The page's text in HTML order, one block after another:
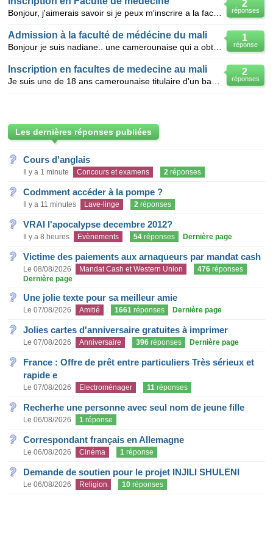
2
réponses
1
réponse
Admission à la faculté de médécine du mali
2
réponses
Inscription en facultes de medecine au mali
Les dernières réponses publiées
Cours d'anglais
Il y a 1 minute Concours et examens 2 réponses
Codmment accéder à la pompe ?
Il y a 11 minutes Lave-linge 2 réponses
VRAI l'apocalypse decembre 2012?
Il y a 8 heures Evènements 54 réponses Dernière page
Victime des paiements aux arnaqueurs par mandat cash
Le 08/08/2026 Mandat Cash et Western Union 476 réponses
Dernière page
Une jolie texte pour sa meilleur amie
Le 07/08/2026 Amitié 1661 réponses Dernière page
Jolies cartes d'anniversaire gratuites à imprimer
Le 07/08/2026 Anniversaire 396 réponses Dernière page
France : Offre de prêt entre particuliers Très sérieux et
rapide e
Le 07/08/2026 Electroménager 11 réponses
Recherhe une personne avec seul nom de jeune fille
Le 06/08/2026 1 réponse
Correspondant français en Allemagne
Le 06/08/2026 Cinéma 1 réponse
Demande de soutien pour le projet INJILI SHULENI
Le 06/08/2026 Religion 10 réponses